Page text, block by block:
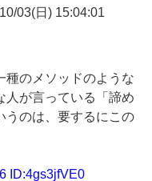
03(日) 15:04:01
種のメソッドのような
人が言っている「諦め
うのは、 要するにこの
ID:4gs3jfVE0